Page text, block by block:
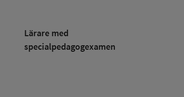
Lärare med
specialpedagog­examen